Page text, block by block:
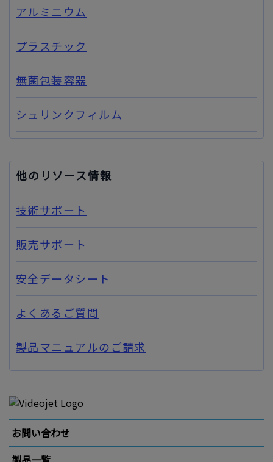
アルミニウム
プラスチック
無菌包装容器
シュリンクフィルム
他のリソース情報
技術サポート
販売サポート
安全データシート
よくあるご質問
製品マニュアルのご請求
お問い合わせ